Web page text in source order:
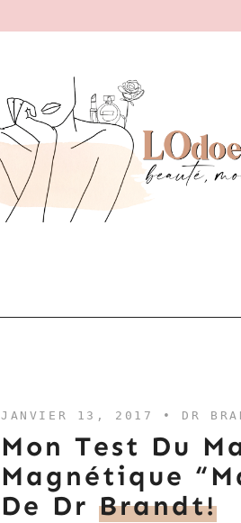
JANVIER 13, 2017 • DR
Mon Test Du
Magnétique
De Dr Brandt!